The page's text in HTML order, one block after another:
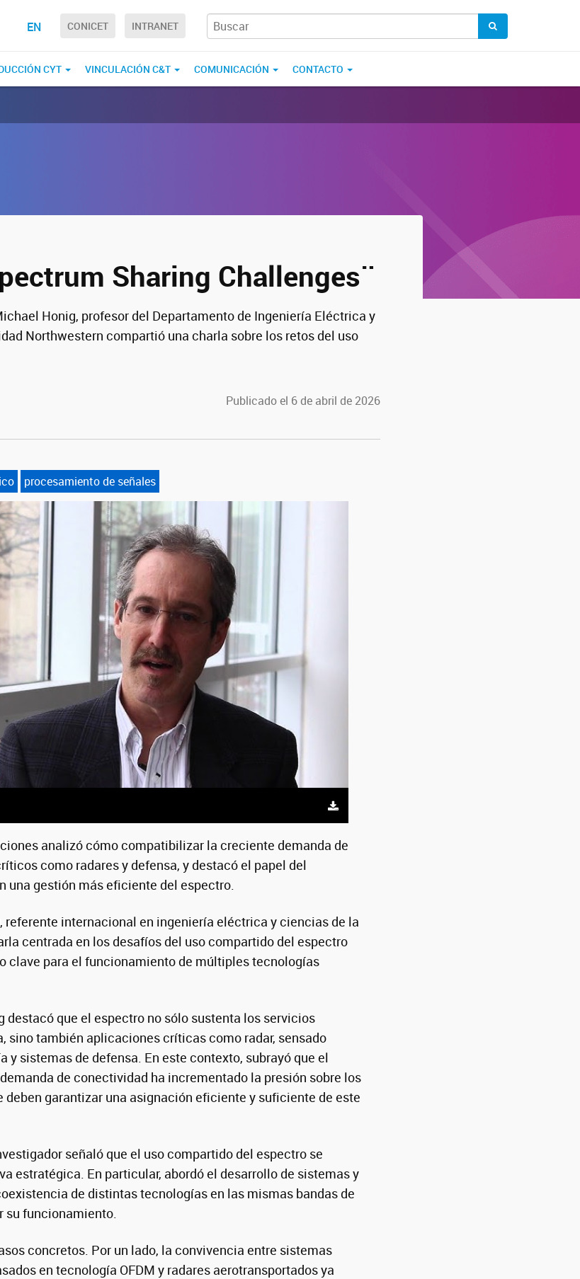
EN CONICET INTRANET
CYT VINCULACIÓN C&T COMUNICACIÓN CONTACTO
Sharing Challenges¨
Honig, profesor del Departamento de Ingeniería Eléctrica y
Northwestern compartió una charla sobre los retos del uso
Publicado el 6 de abril de 2026
procesamiento de señales
analizó cómo compatibilizar la creciente demanda de
como radares y defensa, y destacó el papel del
una gestión más eficiente del espectro.
referente internacional en ingeniería eléctrica y ciencias de la
centrada en los desafíos del uso compartido del espectro
clave para el funcionamiento de múltiples tecnologías
destacó que el espectro no sólo sustenta los servicios
sino también aplicaciones críticas como radar, sensado
y sistemas de defensa. En este contexto, subrayó que el
de conectividad ha incrementado la presión sobre los
deben garantizar una asignación eficiente y suficiente de este
señaló que el uso compartido del espectro se
estratégica. En particular, abordó el desarrollo de sistemas y
de distintas tecnologías en las mismas bandas de
su funcionamiento.
concretos. Por un lado, la convivencia entre sistemas
en tecnología OFDM y radares aerotransportados ya